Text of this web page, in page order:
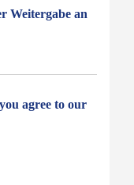
Weitergabe an
agree to our